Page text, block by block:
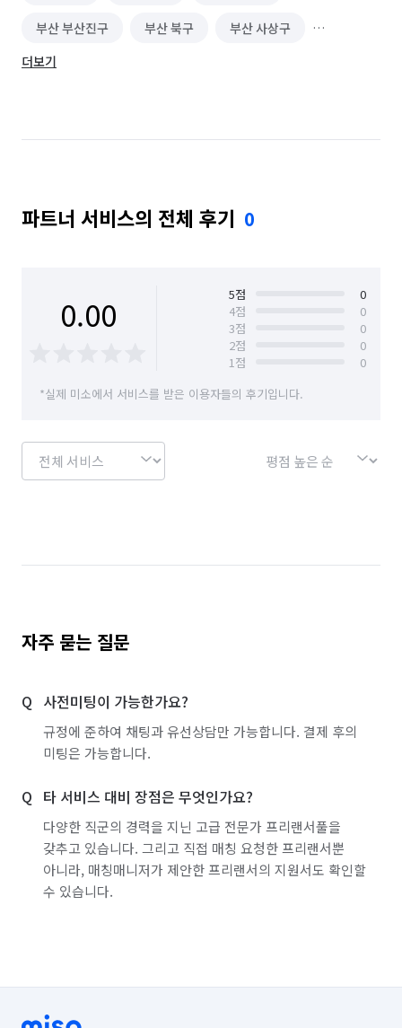
부산 부산진구 부산 북구 부산 사상구
부산 사하구
부산 해운대구
더보기
파트너 서비스의 전체 후기 0
0.00 5점
0
4점
0
3점
0
2점
0
1점
0
*실제 미소에서 서비스를 받은 이용자들의 후기입니다.
자주 묻는 질문
사전미팅이 가능한가요?
규정에 준하여 채팅과 유선상담만 가능합니다. 결제 후의
미팅은 가능합니다.
타 서비스 대비 장점은 무엇인가요?
다양한 직군의 경력을 지닌 고급 전문가 프리랜서풀을
갖추고 있습니다. 그리고 직접 매칭 요청한 프리랜서뿐
아니라, 매칭매니저가 제안한 프리랜서의 지원서도 확인할
수 있습니다.